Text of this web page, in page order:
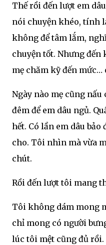
Thế rồi đến lượt em
nói chuyện khéo, tính
không để tâm lắm,
chuyện tốt. Nhưng
mẹ chăm kỹ đến mức…
Ngày nào mẹ cũng nấu
đêm để em dâu ngủ.
hết. Có lần em dâu bảo
cho. Tôi nhìn mà vừa
chút.
Rồi đến lượt tôi mang
Tôi không dám mong
chỉ mong có người
lúc tôi mệt cũng đủ rồi.